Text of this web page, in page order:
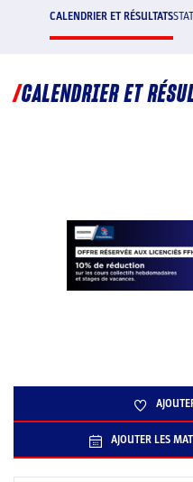
CALENDRIER ET RÉSULTATS
CALENDRIER ET
AJOUTER LES